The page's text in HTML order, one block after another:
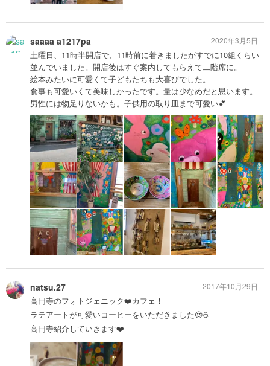
saaaa a1217pa
土曜日、11時半開店で、11時前に着きましたがすでに10組くらい
並んでいました。開店後はすぐ案内してもらえて二階席に。
絵本みたいに可愛くて子どもたちも大喜びでした。
食事も可愛いくて美味しかったです。量は少なめだと思います。
男性には物足りないかも。子供用の取り皿まで可愛い💕
2020年3月5日
natsu.27
高円寺のフォトジェニック❤️カフェ！
ラテアートが可愛いコーヒーをいただきました😍☕️
高円寺紹介していきます❤️
2017年10月29日